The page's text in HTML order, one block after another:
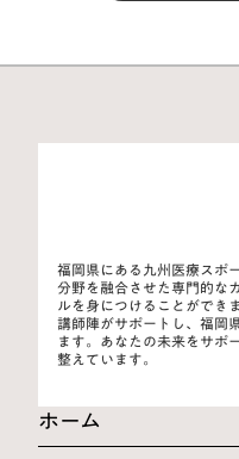
福岡県にある九州医療スポ
分野を融合させた専門的な
ルを身につけることができ
講師陣がサポートし、福岡
ます。あなたの未来をサポ
整えています。
ホーム